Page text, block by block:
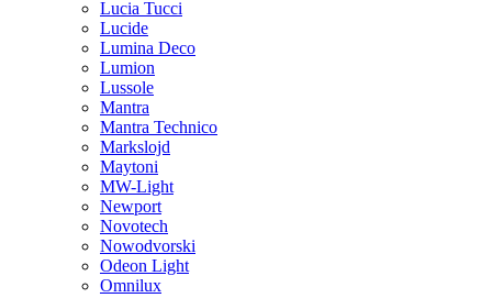
Lucia Tucci
Lucide
Lumina Deco
Lumion
Lussole
Mantra
Mantra Technico
Markslojd
Maytoni
MW-Light
Newport
Novotech
Nowodvorski
Odeon Light
Omnilux